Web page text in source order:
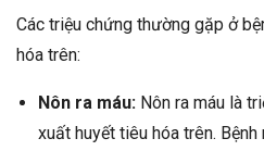
Các triệu chứng thường gặp ở
hóa trên:
Nôn ra máu: Nôn ra máu là
xuất huyết tiêu hóa trên.